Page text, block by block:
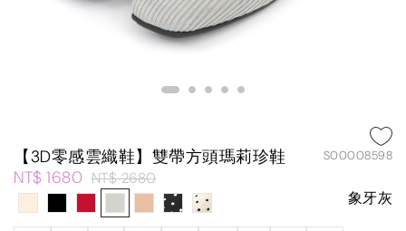
【3D零感雲織鞋】雙帶方頭瑪莉珍鞋 S00008598
NT$ 1680 NT$ 2680
象牙灰